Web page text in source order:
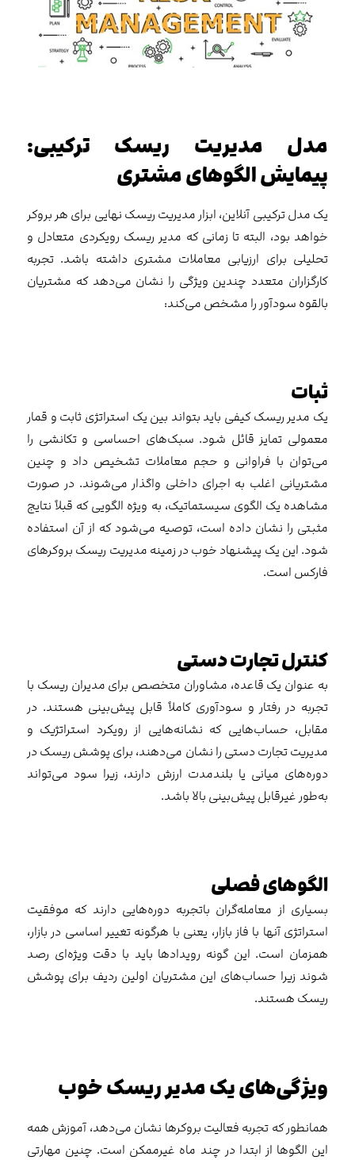
مدل مدیریت ریسک ترکیبی:
پیمایش الگوهای مشتری
یک مدل ترکیبی آنلاین، ابزار مدیریت ریسک نهایی برای هر بروکر
خواهد بود، البته تا زمانی که مدیر ریسک رویکردی متعادل و
تحلیلی برای ارزیابی معاملات مشتری داشته باشد. تجربه
کارگزاران متعدد چندین ویژگی را نشان می‌دهد که مشتریان
بالقوه سودآور را مشخص می‌کند:
ثبات
یک مدیر ریسک کیفی باید بتواند بین یک استراتژی ثابت و قمار
معمولی تمایز قائل شود. سبک‌های احساسی و تکانشی را
می‌توان با فراوانی و حجم معاملات تشخیص داد و چنین
مشتریانی اغلب به اجرای داخلی واگذار می‌شوند. در صورت
مشاهده یک الگوی سیستماتیک، به ویژه الگویی که قبلاً نتایج
مثبتی را نشان داده است، توصیه می‌شود که از آن استفاده
شود. این یک پیشنهاد خوب در زمینه مدیریت ریسک بروکرهای
فارکس است.
کنترل تجارت دستی
به عنوان یک قاعده، مشاوران متخصص برای مدیران ریسک با
تجربه در رفتار و سودآوری کاملاً قابل پیش‌بینی هستند. در
مقابل، حساب‌هایی که نشانه‌هایی از رویکرد استراتژیک و
مدیریت تجارت دستی را نشان می‌دهند، برای پوشش ریسک در
دوره‌های میانی یا بلندمدت ارزش دارند، زیرا سود می‌تواند
به‌طور غیرقابل پیش‌بینی بالا باشد.
الگوهای فصلی
بسیاری از معامله‌گران باتجربه دوره‌هایی دارند که موفقیت
استراتژی آنها با فاز بازار، یعنی با هرگونه تغییر اساسی در بازار،
همزمان است. این گونه رویدادها باید با دقت ویژه‌ای رصد
شوند زیرا حساب‌های این مشتریان اولین ردیف برای پوشش
ریسک هستند.
ویژگی‌های یک مدیر ریسک خوب
همانطور که تجربه فعالیت بروکرها نشان می‌دهد، آموزش همه
این الگوها از ابتدا در چند ماه غیرممکن است. چنین مهارتی